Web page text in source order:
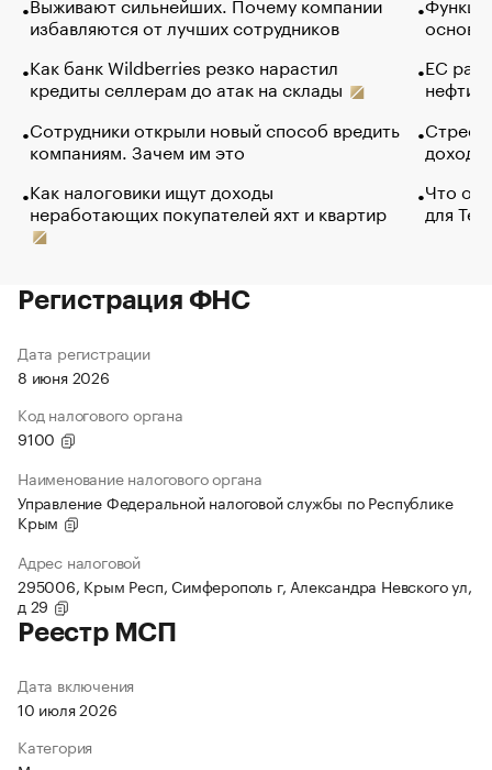
избавляются от лучших сотрудников
Как банк Wildberries резко нарастил
кредиты селлерам до атак на склады
Сотрудники открыли новый способ вредить
компаниям. Зачем им это
Как налоговики ищут доходы
неработающих покупателей яхт и квартир
основ
ЕС
нефти
Что
для
Регистрация ФНС
Дата регистрации
8 июня 2026
Код налогового органа
9100
Наименование налогового органа
Управление Федеральной налоговой службы по Республике
Крым
Адрес налоговой
295006, Крым Респ, Симферополь г, Александра Невского ул,
д 29
Реестр МСП
Дата включения
10 июля 2026
Категория